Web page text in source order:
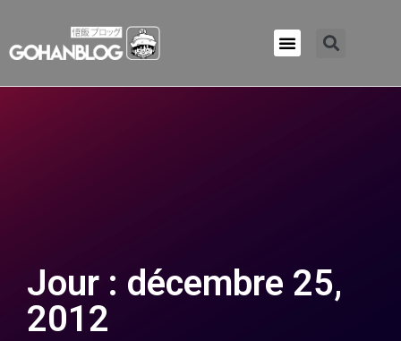
Jour : décembre 25,
2012